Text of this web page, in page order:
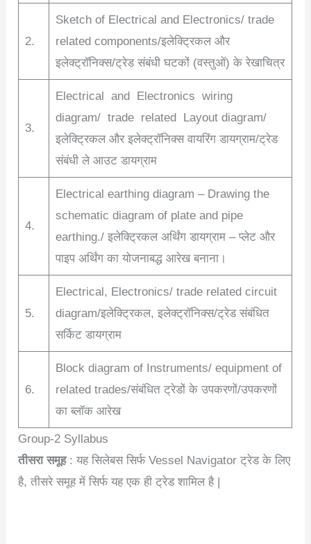
2.
Sketch of Electrical and Electronics/ trade
related components/इलेक्ट्रिकल और
इलेक्ट्रॉनिक्स/ट्रेड संबंधी घटकों (वस्तुओं) के रेखाचित्र
3.
Electrical and Electronics wiring
diagram/ trade related Layout diagram/
इलेक्ट्रिकल और इलेक्ट्रॉनिक्स वायरिंग डायग्राम/ट्रेड
संबंधी ले आउट डायग्राम
4.
Electrical earthing diagram – Drawing the
schematic diagram of plate and pipe
earthing./ इलेक्ट्रिकल अर्थिंग डायग्राम – प्लेट और
पाइप अर्थिंग का योजनाबद्ध आरेख बनाना।
5.
Electrical, Electronics/ trade related circuit
diagram/इलेक्ट्रिकल, इलेक्ट्रॉनिक्स/ट्रेड संबंधित
सर्किट डायग्राम
6.
Block diagram of Instruments/ equipment of
related trades/संबंधित ट्रेडों के उपकरणों/उपकरणों
का ब्लॉक आरेख
Group-2 Syllabus
तीसरा समूह: यह सिलेबस सिर्फ Vessel Navigator ट्रेड के लिए
है, तीसरे समूह में सिर्फ यह एक ही ट्रेड शामिल है |